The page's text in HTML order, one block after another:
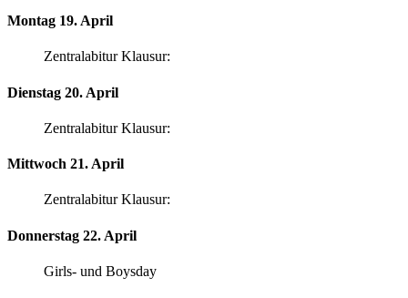
Montag 19. April
Zentralabitur Klausur:
Dienstag 20. April
Zentralabitur Klausur:
Mittwoch 21. April
Zentralabitur Klausur:
Donnerstag 22. April
Girls- und Boysday